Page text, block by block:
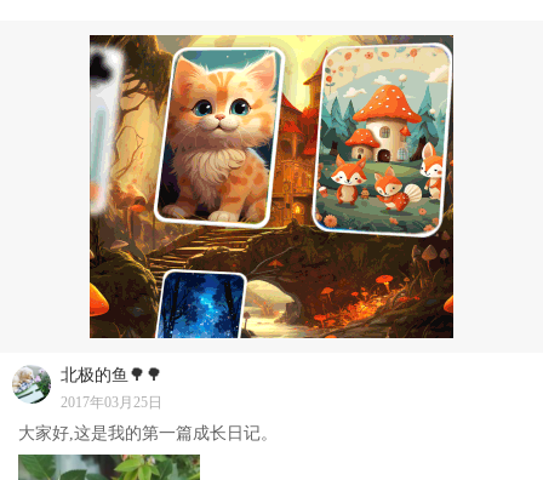
北极的鱼🌳🌳
2017年03月25日
大家好,这是我的第一篇成长日记。